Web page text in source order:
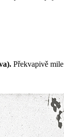
Překvapivě